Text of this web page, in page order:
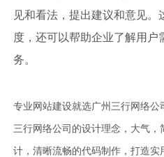
见和看法，提出建议和意见
度，还可以帮助企业了解用户
务。
专业网站建设就选广州三行网络
三行网络公司的设计理念，大气
计，清晰流畅的代码制作，打造